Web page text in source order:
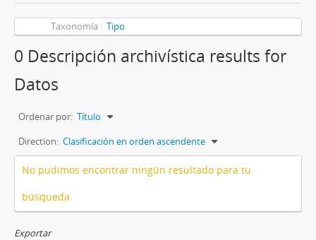
Taxonomía Tipo
0 Descripción archivística results for
Datos
Ordenar por: Título
Direction: Clasificación en orden ascendente
No pudimos encontrar ningún resultado para tu
búsqueda.
Exportar